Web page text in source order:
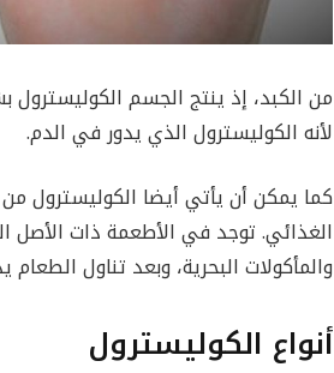
من الكبد، إذ ينتج الجسم
لأنه الكوليسترول الذي يدور في الدم.
كما يمكن أن يأتي أيضا الكوليسترول
الغذائي. توجد في الأطعمة ذات الأصل
والمأكولات البحرية، وبعد تناول
أنواع الكوليسترول